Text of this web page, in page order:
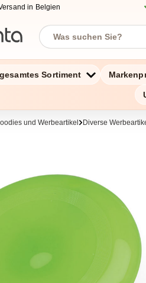
in Belgien
Sortiment
und Werbeartikel Diverse